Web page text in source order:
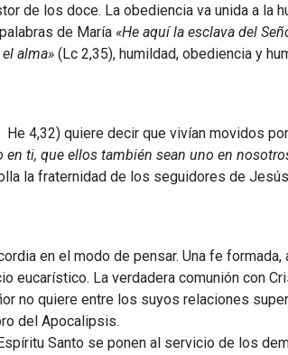
de los doce. La obediencia va unida a la
de María «He aquí la esclava del
alma» (Lc 2,35), humildad, obediencia y
4,32) quiere decir que vivían movidos
ti, que ellos también sean uno en
la fraternidad de los seguidores de
en el modo de pensar. Una fe
eucarístico. La verdadera comunión con
no quiere entre los suyos relaciones
del Apocalipsis.
Santo se ponen al servicio de los